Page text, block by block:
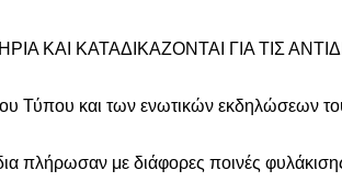
ΚΑΙ ΚΑΤΑΔΙΚΑΖΟΝΤΑΙ ΓΙΑ ΤΙΣ
Τύπου και των ενωτικών εκδηλώσεων
πλήρωσαν με διάφορες ποινές